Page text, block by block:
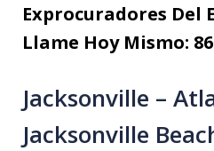
Exprocuradores Del
Llame Hoy Mismo:
Jacksonville –
Jacksonville